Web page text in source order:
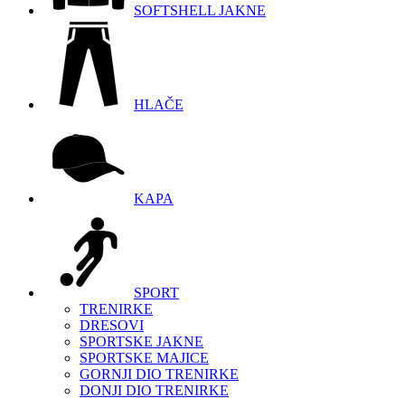
SOFTSHELL JAKNE
HLAČE
KAPA
SPORT
TRENIRKE
DRESOVI
SPORTSKE JAKNE
SPORTSKE MAJICE
GORNJI DIO TRENIRKE
DONJI DIO TRENIRKE